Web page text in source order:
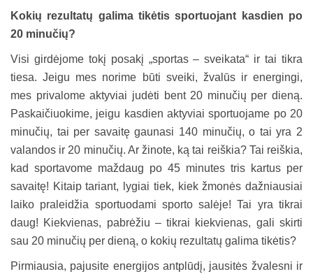
Kokių rezultatų galima tikėtis sportuojant kasdien po
20 minučių?
Visi girdėjome tokį posakį „sportas – sveikata“ ir tai tikra
tiesa. Jeigu mes norime būti sveiki, žvalūs ir energingi,
mes privalome aktyviai judėti bent 20 minučių per dieną.
Paskaičiuokime, jeigu kasdien aktyviai sportuojame po 20
minučių, tai per savaitę gaunasi 140 minučių, o tai yra 2
valandos ir 20 minučių. Ar žinote, ką tai reiškia? Tai reiškia,
kad sportavome maždaug po 45 minutes tris kartus per
savaitę! Kitaip tariant, lygiai tiek, kiek žmonės dažniausiai
laiko praleidžia sportuodami sporto salėje! Tai yra tikrai
daug! Kiekvienas, pabrėžiu – tikrai kiekvienas, gali skirti
sau 20 minučių per dieną, o kokių rezultatų galima tikėtis?
Pirmiausia, pajusite energijos antplūdį, jausitės žvalesni ir